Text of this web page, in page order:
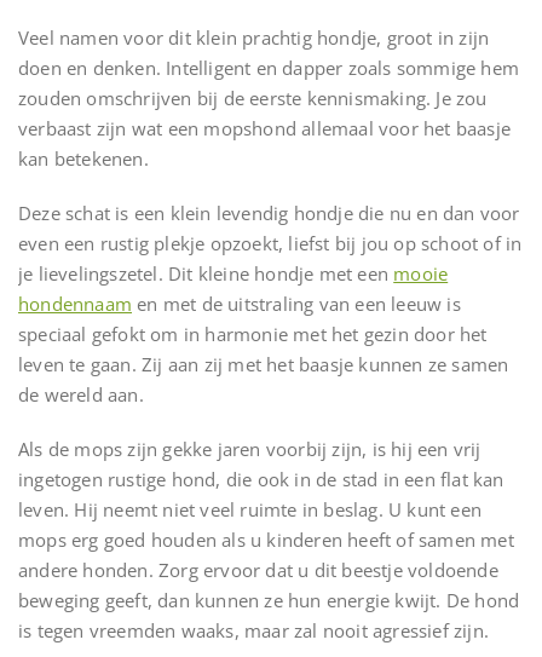
Veel namen voor dit klein prachtig hondje, groot in zijn
doen en denken. Intelligent en dapper zoals sommige hem
zouden omschrijven bij de eerste kennismaking. Je zou
verbaast zijn wat een mopshond allemaal voor het baasje
kan betekenen.
Deze schat is een klein levendig hondje die nu en dan voor
even een rustig plekje opzoekt, liefst bij jou op schoot of in
je lievelingszetel. Dit kleine hondje met een mooie
hondennaam en met de uitstraling van een leeuw is
speciaal gefokt om in harmonie met het gezin door het
leven te gaan. Zij aan zij met het baasje kunnen ze samen
de wereld aan.
Als de mops zijn gekke jaren voorbij zijn, is hij een vrij
ingetogen rustige hond, die ook in de stad in een flat kan
leven. Hij neemt niet veel ruimte in beslag. U kunt een
mops erg goed houden als u kinderen heeft of samen met
andere honden. Zorg ervoor dat u dit beestje voldoende
beweging geeft, dan kunnen ze hun energie kwijt. De hond
is tegen vreemden waaks, maar zal nooit agressief zijn.